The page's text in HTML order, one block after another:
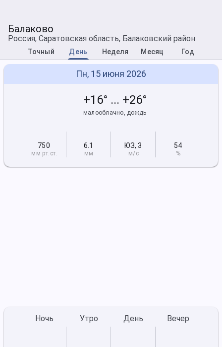
Балаково
Россия, Саратовская область, Балаковский район
Точный День Неделя Месяц Год
Пн, 15 июня 2026
+16° ... +26°
малооблачно, дождь
750
мм рт.ст.
6.1
мм
ЮЗ,3
м/с
54
%
Ночь Утро День Вечер